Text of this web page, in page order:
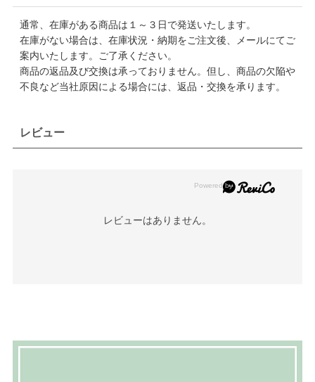
通常、在庫がある商品は１～３日で発送いたします。
在庫がない場合は、在庫状況・納期をご注文後、メールにてご
案内いたします。ご了承ください。
商品の返品及び交換は承っておりません。但し、商品の欠陥や
不良など当社原因による場合には、返品・交換を承ります。
レビュー
レビューはありません。